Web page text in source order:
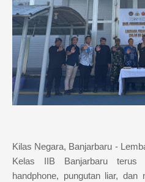
Kilas Negara, Banjarbaru -
Kelas IIB Banjarbaru terus
handphone, pungutan liar,